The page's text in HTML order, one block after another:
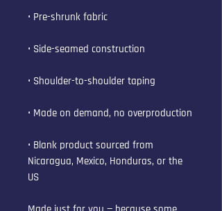
• Pre-shrunk fabric
• Side-seamed construction
• Shoulder-to-shoulder taping
• Made on demand, no overproduction
• Blank product sourced from
Nicaragua, Mexico, Honduras, or the
US